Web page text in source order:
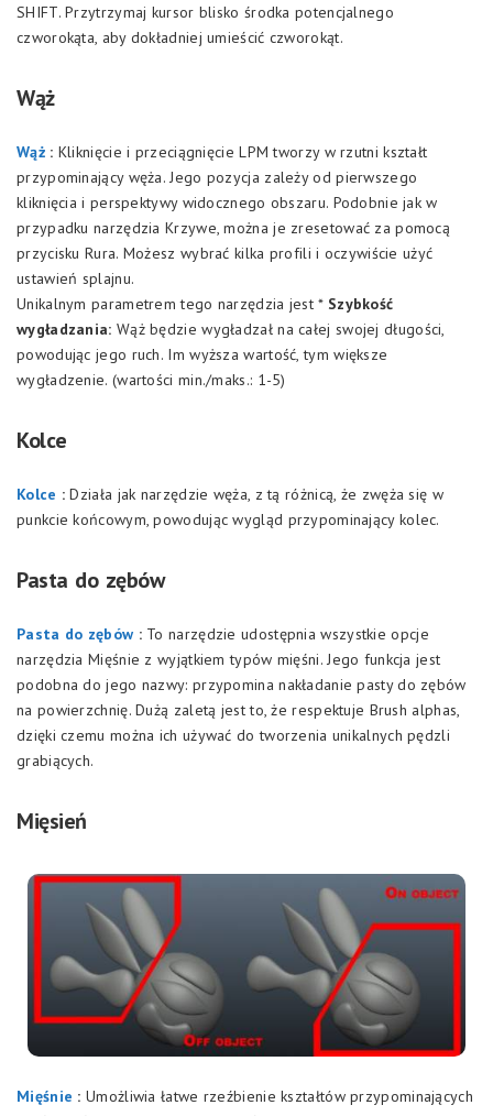
SHIFT. Przytrzymaj kursor blisko środka potencjalnego
czworokąta, aby dokładniej umieścić czworokąt.
Wąż
Wąż: Kliknięcie i przeciągnięcie LPM tworzy w rzutni kształt
przypominający węża. Jego pozycja zależy od pierwszego
kliknięcia i perspektywy widocznego obszaru. Podobnie jak w
przypadku narzędzia Krzywe, można je zresetować za pomocą
przycisku Rura. Możesz wybrać kilka profili i oczywiście użyć
ustawień splajnu.
Unikalnym parametrem tego narzędzia jest * Szybkość
wygładzania: Wąż będzie wygładzał na całej swojej długości,
powodując jego ruch. Im wyższa wartość, tym większe
wygładzenie. (wartości min./maks.: 1-5)
Kolce
Kolce : Działa jak narzędzie węża, z tą różnicą, że zwęża się w
punkcie końcowym, powodując wygląd przypominający kolec.
Pasta do zębów
Pasta do zębów :To narzędzie udostępnia wszystkie opcje
narzędzia Mięśnie z wyjątkiem typów mięśni. Jego funkcja jest
podobna do jego nazwy: przypomina nakładanie pasty do zębów
na powierzchnię. Dużą zaletą jest to, że respektuje Brush alphas,
dzięki czemu można ich używać do tworzenia unikalnych pędzli
grabiących.
Mięsień
Mięśnie : Umożliwia łatwe rzeźbienie kształtów przypominających